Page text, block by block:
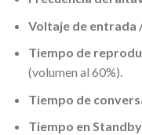
Voltaje de entrada
Tiempo de
(volumen al 60%).
Tiempo de
Tiempo en Standby